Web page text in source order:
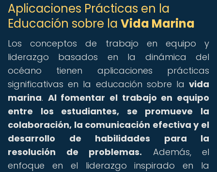
Aplicaciones Prácticas en la
Educación sobre la Vida Marina
Los conceptos de trabajo en equipo y
liderazgo basados en la dinámica del
océano tienen aplicaciones prácticas
significativas en la educación sobre la vida
marina. Al fomentar el trabajo en equipo
entre los estudiantes, se promueve la
colaboración, la comunicación efectiva y el
desarrollo de habilidades para la
resolución de problemas. Además, el
enfoque en el liderazgo inspirado en la